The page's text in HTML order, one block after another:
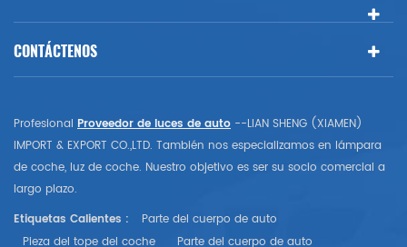
CONTÁCTENOS
Profesional Proveedor de luces de auto --LIAN SHENG (XIAMEN)
IMPORT & EXPORT CO.,LTD. También nos especializamos en lámpara
de coche, luz de coche. Nuestro objetivo es ser su socio comercial a
largo plazo.
Etiquetas Calientes :
Parte del cuerpo de auto
Pieza del tope del coche
Parte del cuerpo de auto